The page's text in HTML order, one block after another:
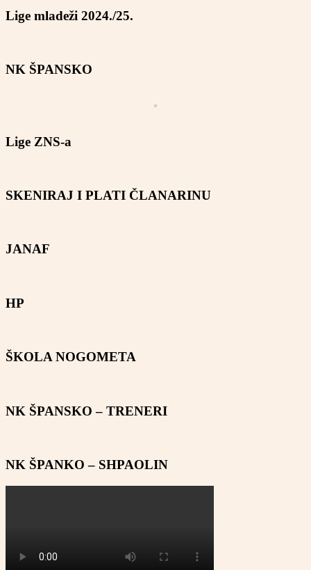
Lige mladeži 2024./25.
NK ŠPANSKO
Lige ZNS-a
SKENIRAJ I PLATI ČLANARINU
JANAF
HP
ŠKOLA NOGOMETA
NK ŠPANSKO – TRENERI
NK ŠPANKO – SHPAOLIN